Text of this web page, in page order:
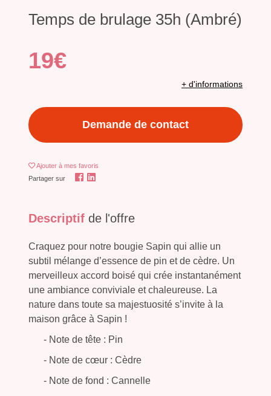
Temps de brulage 35h (Ambré)
19€
+ d'informations
Demande de contact
Ajouter à mes favoris
Partager sur
Descriptif de l'offre
Craquez pour notre bougie Sapin qui allie un
subtil mélange d’essence de pin et de cèdre. Un
merveilleux accord boisé qui crée instantanément
une ambiance conviviale et chaleureuse. La
nature dans toute sa majestuosité s’invite à la
maison grâce à Sapin !
- Note de tête : Pin
- Note de cœur : Cèdre
- Note de fond : Cannelle